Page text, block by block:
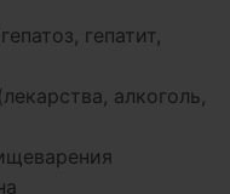
гепатит,
алкоголь,